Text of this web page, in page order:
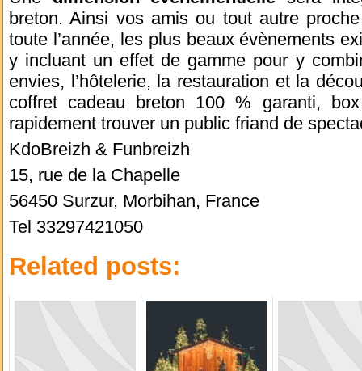
breton. Ainsi vos amis ou tout autre
toute l’année, les plus beaux évènements
y incluant un effet de gamme pour y
envies, l’hôtelerie, la restauration et la
coffret cadeau breton 100 % garanti,
rapidement trouver un public friand de
KdoBreizh & Funbreizh
15, rue de la Chapelle
56450 Surzur, Morbihan, France
Tel 33297421050
Related posts: